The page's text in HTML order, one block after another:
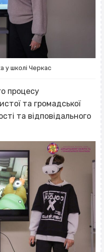
у школі Черкас
процесу
та громадської
та відповідального